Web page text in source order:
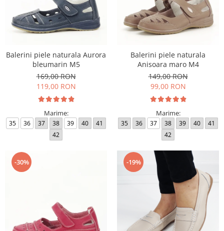
Balerini piele naturala Aurora
bleumarin M5
169,00 RON
119,00 RON
Marime:
35 36 37 38 39 40
41
42
Balerini piele naturala
Anisoara maro M4
149,00 RON
99,00 RON
Marime:
35 36 37 38 39 40
41
42
-30% -19%